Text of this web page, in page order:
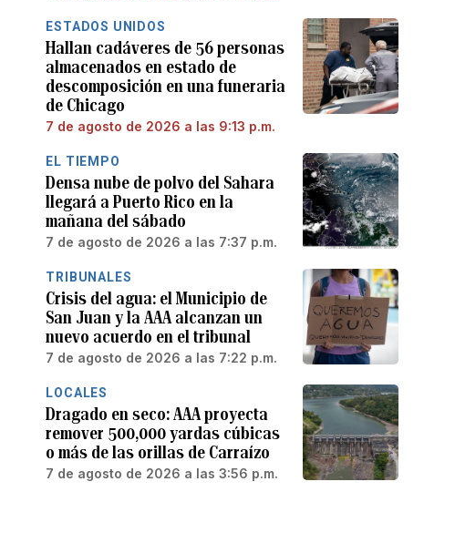
ESTADOS UNIDOS
Hallan cadáveres de 56 personas
almacenados en estado de
descomposición en una funeraria
de Chicago
7 de agosto de 2026 a las 9:13 p.m.
EL TIEMPO
Densa nube de polvo del Sahara
llegará a Puerto Rico en la
mañana del sábado
7 de agosto de 2026 a las 7:37 p.m.
TRIBUNALES
Crisis del agua: el Municipio de
San Juan y la AAA alcanzan un
nuevo acuerdo en el tribunal
7 de agosto de 2026 a las 7:22 p.m.
LOCALES
Dragado en seco: AAA proyecta
remover 500,000 yardas cúbicas
o más de las orillas de Carraízo
7 de agosto de 2026 a las 3:56 p.m.